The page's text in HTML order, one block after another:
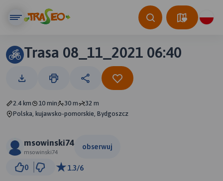
Trasa 08_11_2021 06:40
2.4 km 10 min 30 m
32 m
Polska, kujawsko-pomorskie, Bydgoszcz
msowinski74
msowinski74
obserwuj
0 1.3/6